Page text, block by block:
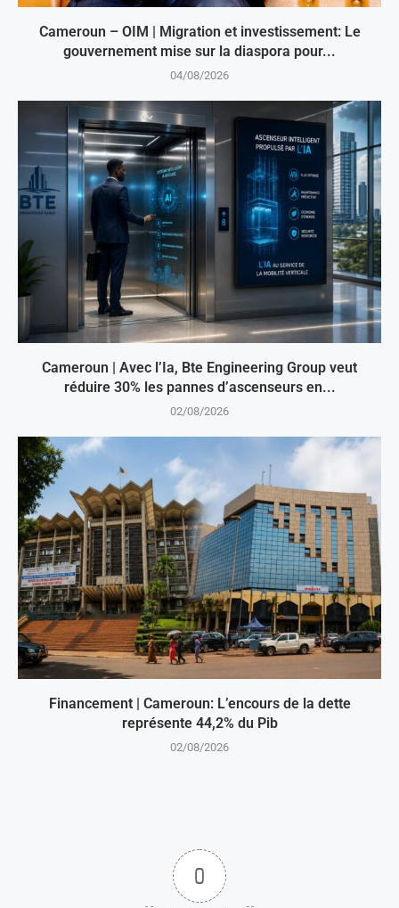
Cameroun – OIM | Migration et investissement: Le
gouvernement mise sur la diaspora pour...
04/08/2026
Cameroun | Avec l’Ia, Bte Engineering Group veut
réduire 30% les pannes d’ascenseurs en...
02/08/2026
Financement | Cameroun: L’encours de la dette
représente 44,2% du Pib
02/08/2026
0